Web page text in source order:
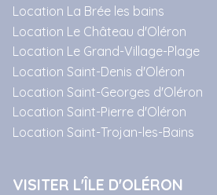
Location La Brée les bains
Location Le Château d'Oléron
Location Le Grand-Village-Plage
Location Saint-Denis d'Oléron
Location Saint-Georges d'Oléron
Location Saint-Pierre d'Oléron
Location Saint-Trojan-les-Bains
VISITER L'ÎLE D'OLÉRON